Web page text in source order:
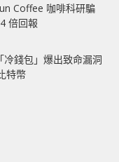
Coffee 咖啡科研騙
倍回報
冷錢包」爆出致命漏洞
特幣